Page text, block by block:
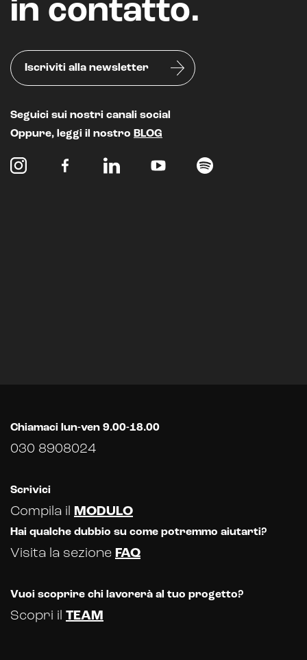
in contatto.
Iscriviti alla newsletter
Seguici sui nostri canali social
Oppure, leggi il nostro BLOG
Chiamaci lun-ven 9.00-18.00
030 8908024
Scrivici
Compila il MODULO
Hai qualche dubbio su come potremmo aiutarti?
Visita la sezione FAQ
Vuoi scoprire chi lavorerà al tuo progetto?
Scopri il TEAM